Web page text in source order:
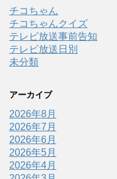
チコちゃん
チコちゃんクイズ
テレビ放送事前告知
テレビ放送日別
未分類
アーカイブ
2026年8月
2026年7月
2026年6月
2026年5月
2026年4月